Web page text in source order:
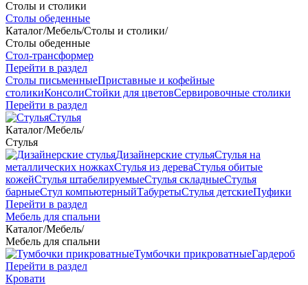
Столы и столики
Столы обеденные
Каталог/Мебель/Столы и столики/
Столы обеденные
Стол-трансформер
Перейти в раздел
Столы письменныеПриставные и кофейные
столикиКонсолиСтойки для цветовСервировочные столики
Перейти в раздел
Стулья
Каталог/Мебель/
Стулья
Дизайнерские стульяСтулья на
металлических ножкахСтулья из дереваСтулья обитые
кожейСтулья штабелируемыеСтулья складныеСтулья
барныеСтул компьютерныйТабуретыСтулья детскиеПуфики
Перейти в раздел
Мебель для спальни
Каталог/Мебель/
Мебель для спальни
Тумбочки прикроватныеГардероб
Перейти в раздел
Кровати